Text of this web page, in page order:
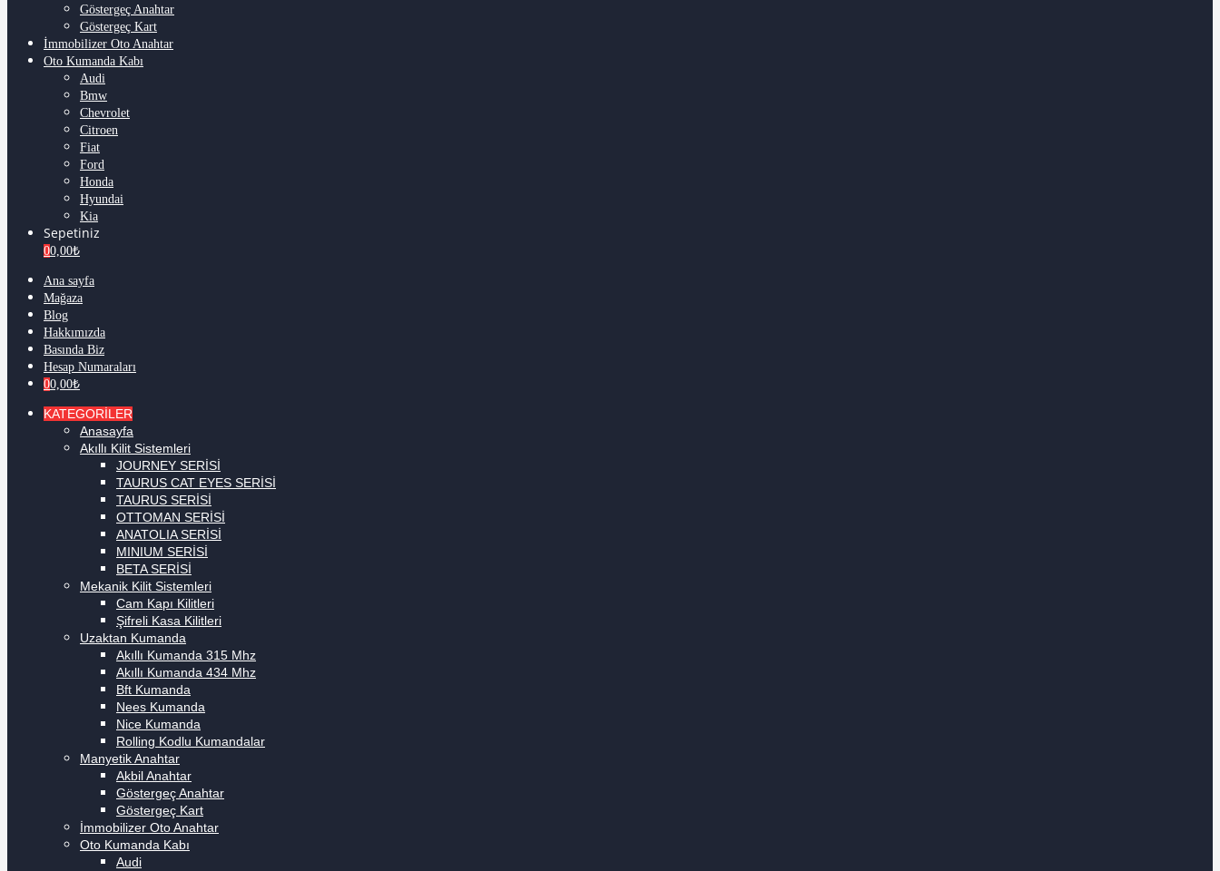
Göstergeç Anahtar
Göstergeç Kart
İmmobilizer Oto Anahtar
Oto Kumanda Kabı
Audi
Bmw
Chevrolet
Citroen
Fiat
Ford
Honda
Hyundai
Kia
Sepetiniz
00,00₺
Ana sayfa
Mağaza
Blog
Hakkımızda
Basında Biz
Hesap Numaraları
00,00₺
KATEGORİLER
Anasayfa
Akıllı Kilit Sistemleri
JOURNEY SERİSİ
TAURUS CAT EYES SERİSİ
TAURUS SERİSİ
OTTOMAN SERİSİ
ANATOLIA SERİSİ
MINIUM SERİSİ
BETA SERİSİ
Mekanik Kilit Sistemleri
Cam Kapı Kilitleri
Şifreli Kasa Kilitleri
Uzaktan Kumanda
Akıllı Kumanda 315 Mhz
Akıllı Kumanda 434 Mhz
Bft Kumanda
Nees Kumanda
Nice Kumanda
Rolling Kodlu Kumandalar
Manyetik Anahtar
Akbil Anahtar
Göstergeç Anahtar
Göstergeç Kart
İmmobilizer Oto Anahtar
Oto Kumanda Kabı
Audi